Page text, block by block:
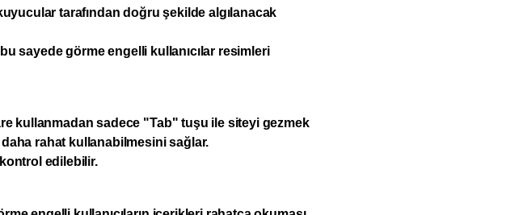
tarafından doğru şekilde algılanacak
sayede görme engelli kullanıcılar resimleri
kullanmadan sadece "Tab" tuşu ile siteyi gezmek
rahat kullanabilmesini sağlar.
edilebilir.